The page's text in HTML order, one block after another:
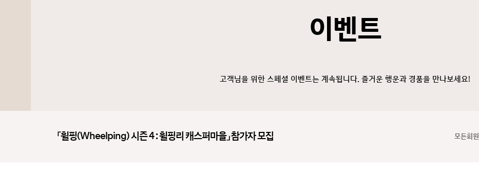
이벤트
고객님을 위한 스페셜 이벤트는 계속됩니다. 즐거운 행운과 경품을 만나보세요!
「휠핑(Wheelping) 시즌 4 : 휠핑리 캐스퍼마을」 참가자 모집 모든회원